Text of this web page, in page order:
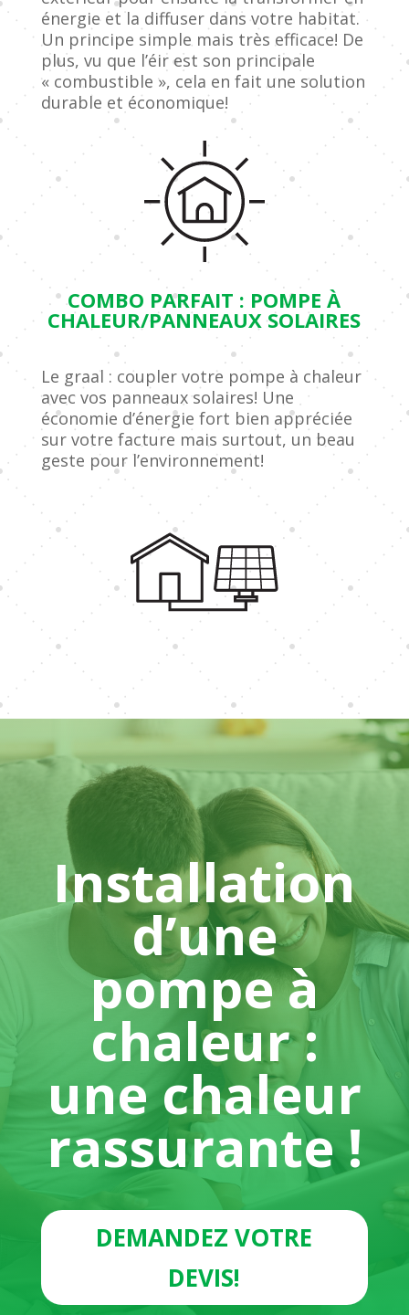
énergie et la diffuser dans votre habitat.
Un principe simple mais très efficace! De
plus, vu que l’éir est son principale
« combustible », cela en fait une solution
durable et économique!
COMBO PARFAIT : POMPE À
CHALEUR/PANNEAUX SOLAIRES
Le graal : coupler votre pompe à chaleur
avec vos panneaux solaires! Une
économie d’énergie fort bien appréciée
sur votre facture mais surtout, un beau
geste pour l’environnement!
Installation
d’une
pompe à
chaleur :
une chaleur
rassurante !
DEMANDEZ VOTRE
DEVIS!